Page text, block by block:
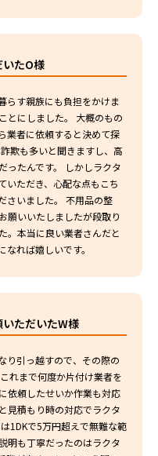
たO様
らす親族にも負担をかけま
とにしました。 大概のもの
業者に依頼すると決めて探
欺も多いと聞きますし、高
ったんです。 しかしラクタ
いただき、心配な点もこち
さいました。 不用品の整
願いいたしましたが段取り
。本当に良い業者さんだと
れば嬉しいです。
ただいたW様
り引っ越すので、その際の
れまで何度か片付け業者を
依頼したせいか作業も対応
見積もり時の対応でラクタ
1DKで5万円超えで無難な範
明も丁寧だったのはラクタ